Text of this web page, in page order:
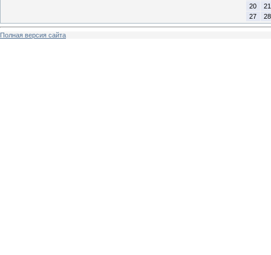
20
21
27
28
Полная версия сайта